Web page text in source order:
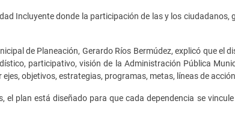
Incluyente donde la participación de las y los ciudadanos,
de Planeación, Gerardo Ríos Bermúdez, explicó que el
participativo, visión de la Administración Pública
objetivos, estrategias, programas, metas, líneas de
el plan está diseñado para que cada dependencia se